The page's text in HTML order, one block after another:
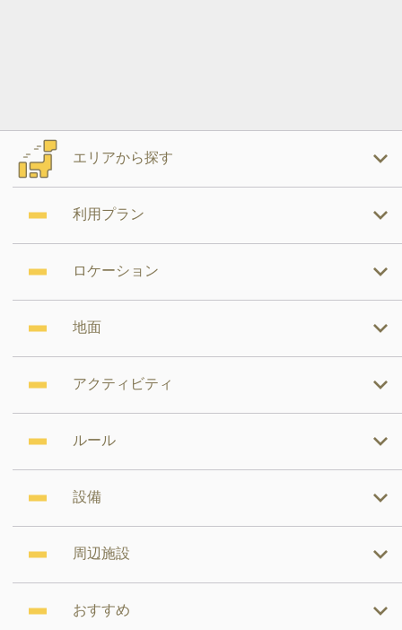
エリアから探す
利用プラン
ロケーション
地面
アクティビティ
ルール
設備
周辺施設
おすすめ